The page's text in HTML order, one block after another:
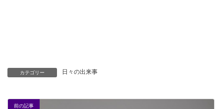
カテゴリー 日々の出来事
前の記事